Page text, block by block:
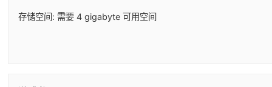
存储空间: 需要 4 gigabyte 可用空间